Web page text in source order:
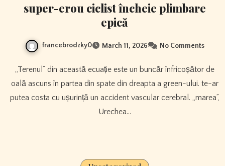
super-erou ciclist încheie plimbare
epică
francebrodzky0 March 11, 2026 No Comments
„Terenul” din această ecuație este un buncăr înfricoșător de
oală ascuns în partea din spate din dreapta a green-ului. te-ar
putea costa cu ușurință un accident vascular cerebral. „marea”,
Urechea…